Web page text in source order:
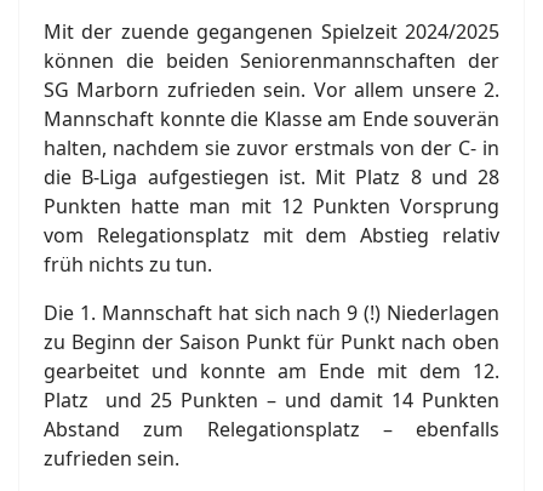
Mit der zuende gegangenen Spielzeit 2024/2025
können die beiden Seniorenmannschaften der
SG Marborn zufrieden sein. Vor allem unsere 2.
Mannschaft konnte die Klasse am Ende souverän
halten, nachdem sie zuvor erstmals von der C- in
die B-Liga aufgestiegen ist. Mit Platz 8 und 28
Punkten hatte man mit 12 Punkten Vorsprung
vom Relegationsplatz mit dem Abstieg relativ
früh nichts zu tun.
Die 1. Mannschaft hat sich nach 9 (!) Niederlagen
zu Beginn der Saison Punkt für Punkt nach oben
gearbeitet und konnte am Ende mit dem 12.
Platz und 25 Punkten – und damit 14 Punkten
Abstand zum Relegationsplatz – ebenfalls
zufrieden sein.